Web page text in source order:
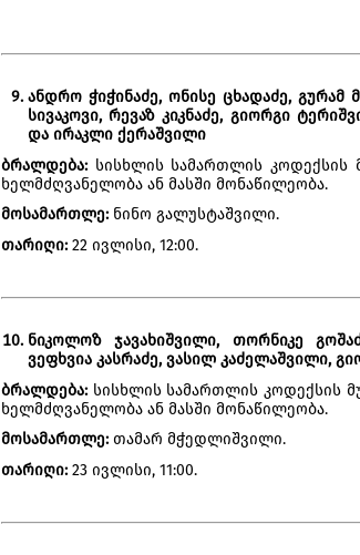
ანდრო ჭიჭინაძე, ონისე ცხადაძე, გურამ
სივაკოვი, რევაზ კიკნაძე, გიორგი
და ირაკლი ქერაშვილი
ბრალდება: სისხლის სამართლის კოდექსის
ხელმძღვანელობა ან მასში მონაწილეობა.
მოსამართლე: ნინო გალუსტაშვილი.
თარიღი: 22 ივლისი, 12:00.
ნიკოლოზ ჯავახიშვილი, თორნიკე
ვეფხვია კასრაძე, ვასილ კაძელაშვილი,
ბრალდება: სისხლის სამართლის კოდექსის
ხელმძღვანელობა ან მასში მონაწილეობა.
მოსამართლე: თამარ მჭედლიშვილი.
თარიღი: 23 ივლისი, 11:00.